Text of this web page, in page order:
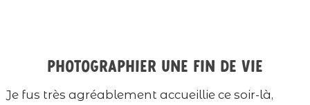
Photographier une fin de vie
Je fus très agréablement accueillie ce soir-là,